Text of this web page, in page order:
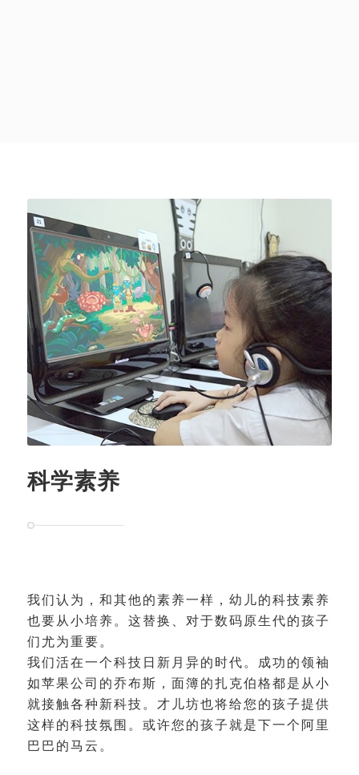
科学素养
我们认为，和其他的素养一样，幼儿的科技素养
也要从小培养。这替换、对于数码原生代的孩子
们尤为重要。
我们活在一个科技日新月异的时代。成功的领袖
如苹果公司的乔布斯，面簿的扎克伯格都是从小
就接触各种新科技。才儿坊也将给您的孩子提供
这样的科技氛围。或许您的孩子就是下一个阿里
巴巴的马云。